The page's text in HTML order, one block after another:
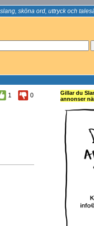
sköna ord, uttryck och
1
0
Gillar du
annonser